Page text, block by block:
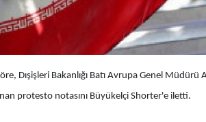
Dışişleri Bakanlığı Batı Avrupa Genel Müdürü
protesto notasını Büyükelçi Shorter'e iletti.